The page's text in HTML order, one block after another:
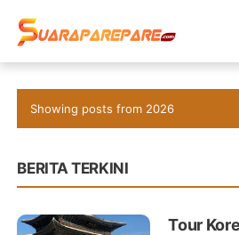
Showing posts from 2026
BERITA TERKINI
Tour